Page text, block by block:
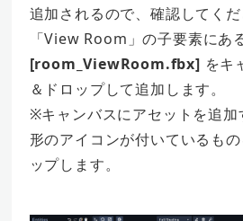
追加されるので、確認してくだ
「View Room」の子要素にあ
[room_ViewRoom.fbx] をキ
＆ドロップして追加します。
※キャンバスにアセットを追加
形のアイコンが付いているもの
ップします。